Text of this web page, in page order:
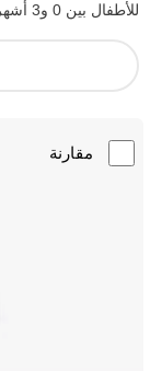
للأطفال بين 0 و3 أشهر
مقارنة